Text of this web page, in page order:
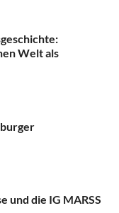
Welt als
und die IG MARSS